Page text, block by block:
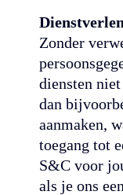
Zonder
diensten
dan
aanmaken,
toegang tot
S&C voor
als je ons